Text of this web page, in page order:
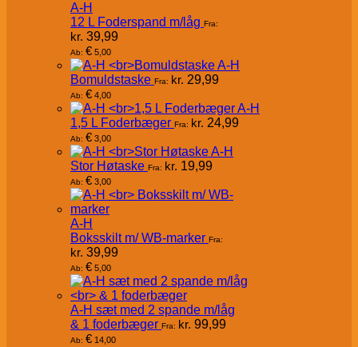
A-H
12 L Foderspand m/låg Fra:
kr. 39,99
Ab: € 5,00
A-H
Bomuldstaske Fra: kr. 29,99
Ab: € 4,00
A-H
1,5 L Foderbæger Fra: kr. 24,99
Ab: € 3,00
A-H
Stor Høtaske Fra: kr. 19,99
Ab: € 3,00
A-H
Boksskilt m/ WB-marker Fra:
kr. 39,99
Ab: € 5,00
A-H sæt med 2 spande m/låg
& 1 foderbæger Fra: kr. 99,99
Ab: € 14,00